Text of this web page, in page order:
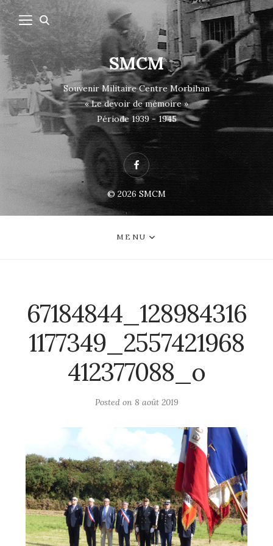
SMCM
Souvenir Militaire Centre Morbihan
« Le devoir de mémoire »
Période 1939 - 1945
Facebook
© 2026 SMCM
MENU
67184844_128984316
1177349_2557421968
412377088_o
Posted on 8 août 2019